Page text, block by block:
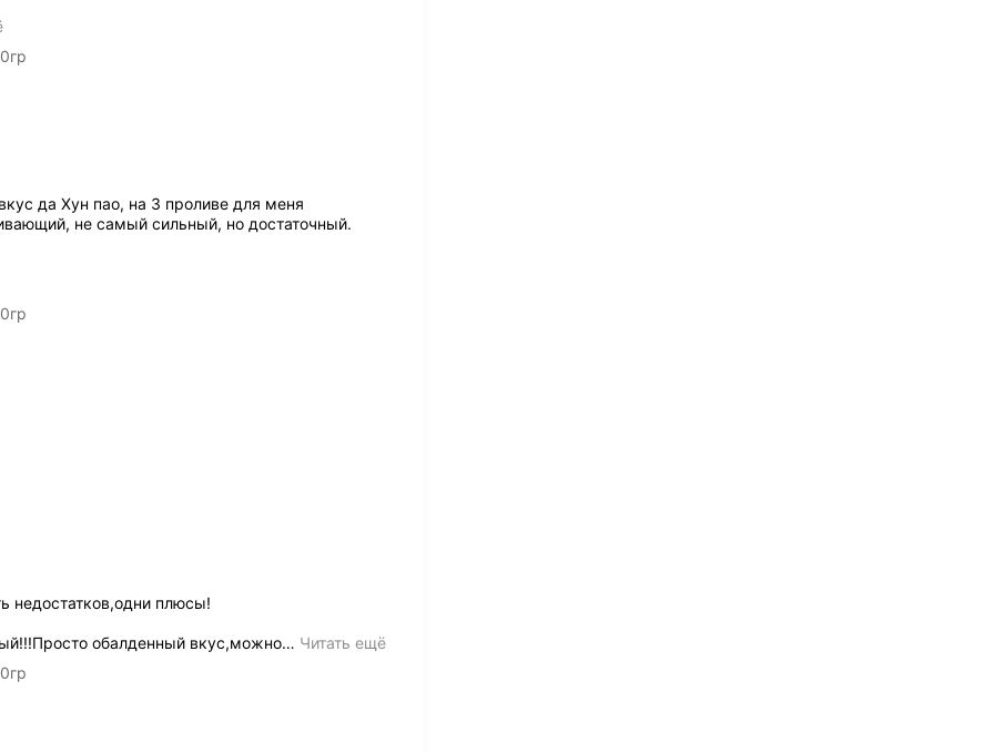
да Хун пао, на 3 проливе для меня
не самый сильный, но достаточный.
недостатков,одни плюсы!
обалденный вкус,можно… Читать ещё